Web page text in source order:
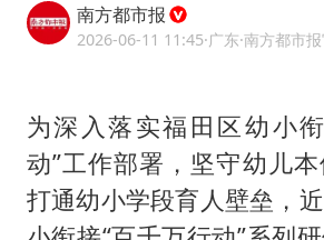
情侣平潭拍
酒店回应车
黄金牛市回
杭州全市有
南方都市报
2026-06-11 11:45·广东
为深入落实福田区幼小
动”工作部署，坚守幼儿本
打通幼小学段育人壁垒，